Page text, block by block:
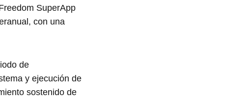
SuperApp
con una
de
y ejecución de
sostenido de